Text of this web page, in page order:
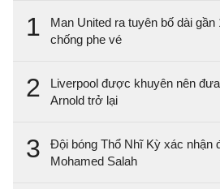
1
Man United ra tuyên bố dài
chống phe vé
2
Liverpool được khuyên nên
Arnold trở lại
3
Đội bóng Thổ Nhĩ Kỳ xác nhận
Mohamed Salah